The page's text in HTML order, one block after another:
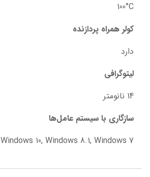
100°C
کولر همراه پردازنده
دارد
لیتوگرافی
14 نانومتر
سازگاری با سیستم عامل‌ها
Windows 10, Windows 8.1, Windows 7